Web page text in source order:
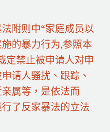
附则中“家庭成员以
的暴力行为,参照本
定禁止被申请人对申
请人骚扰、跟踪、
属等，是依法而
了反家暴法的立法